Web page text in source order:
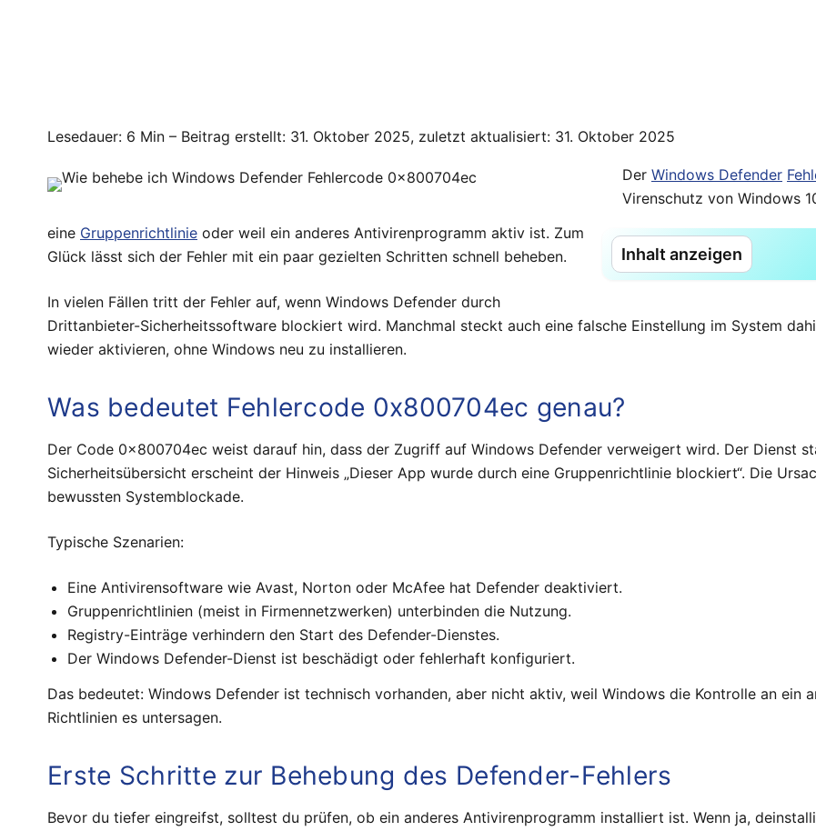
Lesedauer: 6 Min – Beitrag erstellt: 31. Oktober 2025, zuletzt aktualisiert: 31. Oktober 2025
Inhalt anzeigen
Der Windows Defender
Virenschutz von Windows
eine Gruppenrichtlinie oder weil ein anderes Antivirenprogramm aktiv ist. Zum
Glück lässt sich der Fehler mit ein paar gezielten Schritten schnell beheben.
In vielen Fällen tritt der Fehler auf, wenn Windows Defender durch
Drittanbieter-Sicherheitssoftware blockiert wird. Manchmal steckt auch eine falsche Einstellung im System
wieder aktivieren, ohne Windows neu zu installieren.
Was bedeutet Fehlercode 0x800704ec genau?
Der Code 0x800704ec weist darauf hin, dass der Zugriff auf Windows Defender verweigert wird. Der Dienst
Sicherheitsübersicht erscheint der Hinweis „Dieser App wurde durch eine Gruppenrichtlinie blockiert“. Die
bewussten Systemblockade.
Typische Szenarien:
Eine Antivirensoftware wie Avast, Norton oder McAfee hat Defender deaktiviert.
Gruppenrichtlinien (meist in Firmennetzwerken) unterbinden die Nutzung.
Registry-Einträge verhindern den Start des Defender-Dienstes.
Der Windows Defender-Dienst ist beschädigt oder fehlerhaft konfiguriert.
Das bedeutet: Windows Defender ist technisch vorhanden, aber nicht aktiv, weil Windows die Kontrolle an ein
Richtlinien es untersagen.
Erste Schritte zur Behebung des Defender-Fehlers
Bevor du tiefer eingreifst, solltest du prüfen, ob ein anderes Antivirenprogramm installiert ist. Wenn ja,